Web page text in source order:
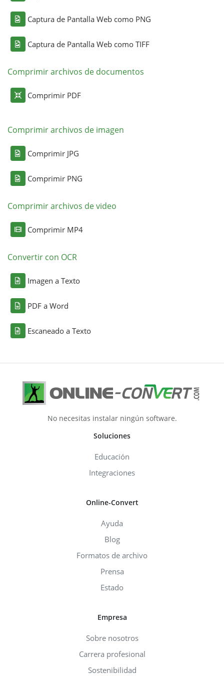
Captura de Pantalla Web como PNG
Captura de Pantalla Web como TIFF
Comprimir archivos de documentos
Comprimir PDF
Comprimir archivos de imagen
Comprimir JPG
Comprimir PNG
Comprimir archivos de video
Comprimir MP4
Convertir con OCR
Imagen a Texto
PDF a Word
Escaneado a Texto
No necesitas instalar ningún software.
Soluciones
Educación
Integraciones
Online-Convert
Ayuda
Blog
Formatos de archivo
Prensa
Estado
Empresa
Sobre nosotros
Carrera profesional
Sostenibilidad